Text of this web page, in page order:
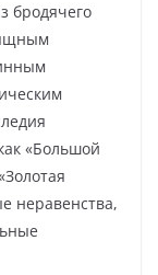
бродячего
«Большой
неравенства,